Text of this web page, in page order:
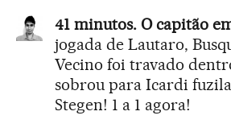
41 minutos. O capitão
jogada de Lautaro,
Vecino foi travado
sobrou para Icardi
Stegen! 1 a 1 agora!